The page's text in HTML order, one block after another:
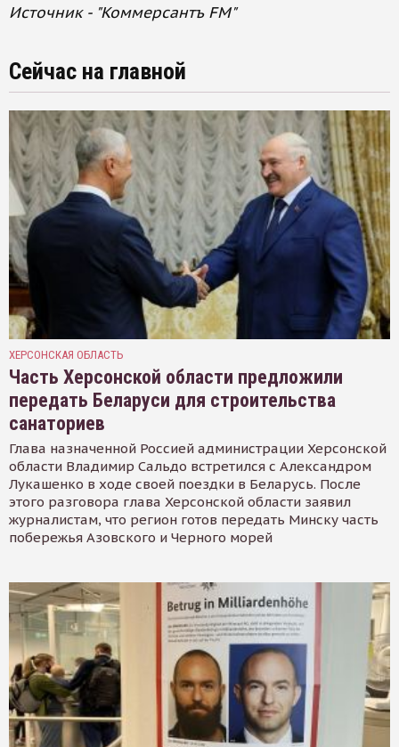
Источник - "Коммерсантъ FM"
Сейчас на главной
ХЕРСОНСКАЯ ОБЛАСТЬ
Часть Херсонской области предложили
передать Беларуси для строительства
санаториев
Глава назначенной Россией администрации Херсонской
области Владимир Сальдо встретился с Александром
Лукашенко в ходе своей поездки в Беларусь. После
этого разговора глава Херсонской области заявил
журналистам, что регион готов передать Минску часть
побережья Азовского и Черного морей